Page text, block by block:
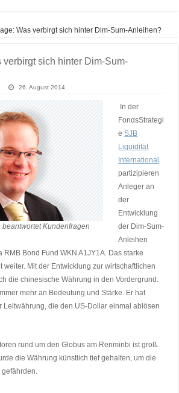
Was verbirgt sich hinter Dim-Sum-Anleihen?
verbirgt sich hinter Dim-Sum-
26. August 2014
Kundenfragen
In der
FondsStrategi
eSJB
Liquidität
International
partizipieren
Anleger an
der
Entwicklung
der Dim-Sum-
Anleihen
Bond Fund WKN A1JY1A. Das starke
weiter. Mit der Entwicklung zur wirtschaftlichen
die chinesische Währung in den Vordergrund:
mehr an Bedeutung und Stärke. Er hat
Leitwährung, die den US-Dollar einmal ablösen
rund um den Globus am Renminbi ist groß.
die Währung künstlich tief gehalten, um die
gefährden.